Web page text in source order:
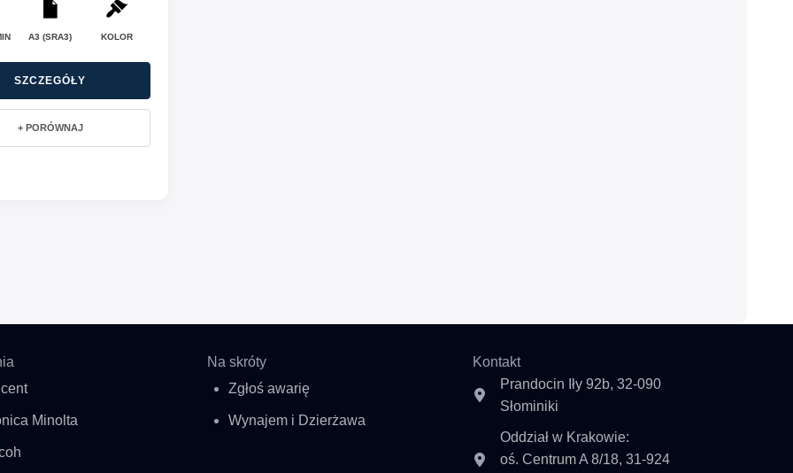
A3 (SRA3) KOLOR
SZCZEGÓŁY
+ PORÓWNAJ
Minolta
Na skróty
Zgłoś awarię
Wynajem i Dzierżawa
Kontakt
Prandocin Iły 92b, 32-090
Słominiki
Oddział w Krakowie:
oś. Centrum A 8/18, 31-924